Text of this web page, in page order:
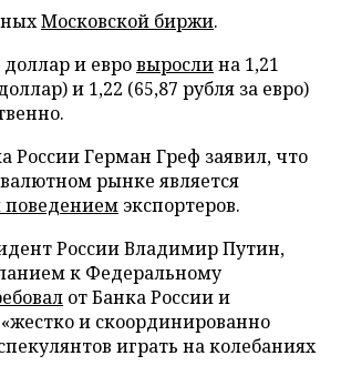
Московской биржи.
и евровырослина 1,21
и 1,22 (65,87 рубля за евро)
России Герман Греф заявил, что
рынке является
экспортеров.
России Владимир Путин,
к Федеральному
от Банка России и
и скоординированно
играть на колебаниях